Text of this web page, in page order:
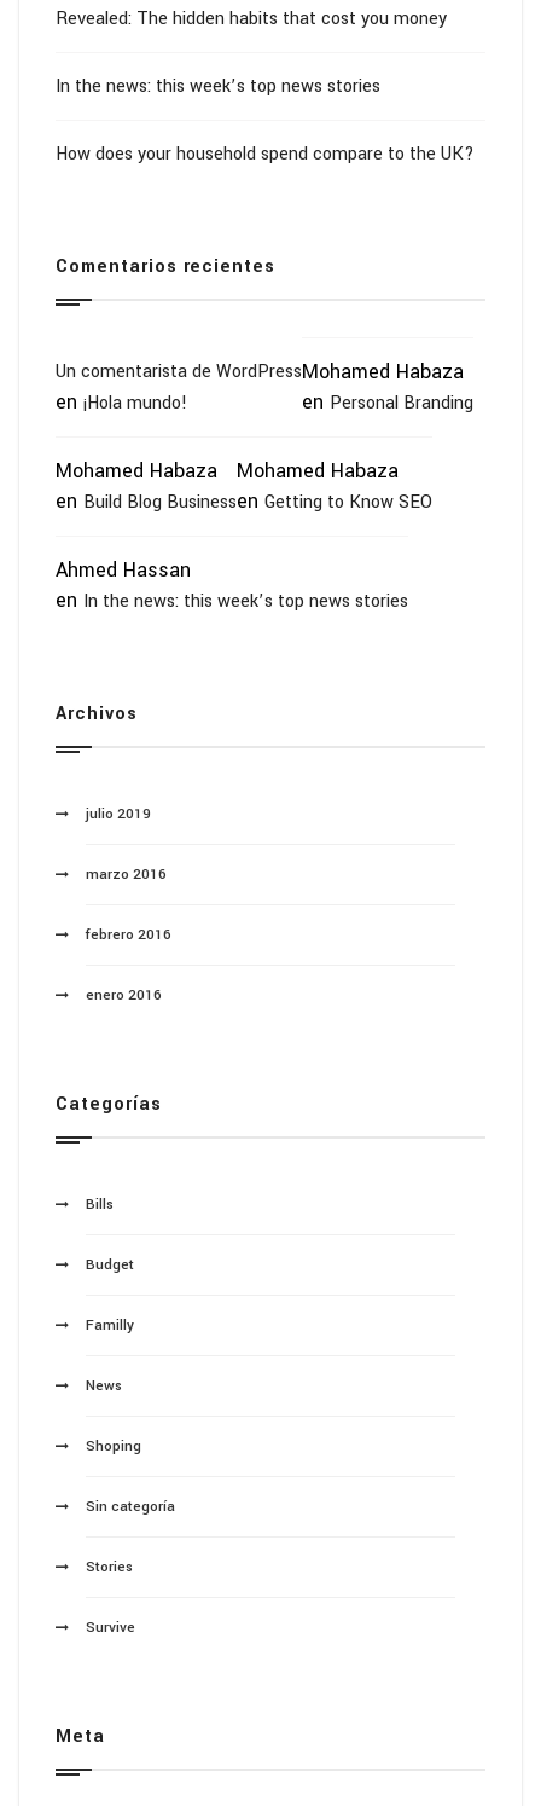
Revealed: The hidden habits that cost you money
In the news: this week’s top news stories
How does your household spend compare to the UK?
Comentarios recientes
Un comentarista de WordPress
en ¡Hola mundo!
Mohamed Habaza
en Personal Branding
Mohamed Habaza
en Build Blog Business
Mohamed Habaza
en Getting to Know SEO
Ahmed Hassan
en In the news: this week’s top news stories
Archivos
julio 2019
marzo 2016
febrero 2016
enero 2016
Categorías
Bills
Budget
Familly
News
Shoping
Sin categoría
Stories
Survive
Meta